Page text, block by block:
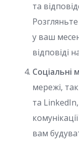
та
у ваш
відповіді
Соціальні
мережі,
та
вам